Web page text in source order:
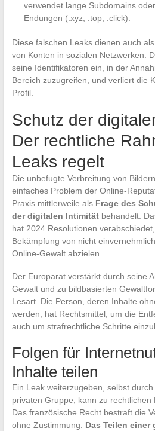
verwendet lange Subdomains
Endungen (.xyz, .top, .click).
Diese falschen Leaks dienen auch
von Konten in sozialen Netzwerken.
seine Identifikatoren ein, in der
Bereich zuzugreifen, und verliert die
Profil.
Schutz der
Der rechtliche
Leaks regelt
Die unbefugte Verbreitung von
einfaches Problem der Online-
Praxis mittlerweile als Frage des
der digitalen Intimitätbehandelt.
hat 2024 Resolutionen
Bekämpfung von nicht
Online-Gewalt abzielen.
Der Europarat verstärkt durch seine
Gewalt und zu bildbasierten
Lesart. Die Person, deren Inhalte
werden, hat Rechtsmittel, um die
auch um strafrechtliche Schritte
Folgen für
Inhalte teilen
Ein Leak weiterzugeben, selbst
privaten Gruppe, kann zu rechtlichen
Das französische Recht bestraft die
ohne Zustimmung. Das Teilen einer